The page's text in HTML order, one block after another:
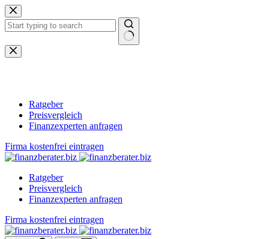
Zum
Inhalt
springen
Keine
Ergebnisse
Ratgeber
Preisvergleich
Finanzexperten anfragen
Firma kostenfrei eintragen
Ratgeber
Preisvergleich
Finanzexperten anfragen
Firma kostenfrei eintragen